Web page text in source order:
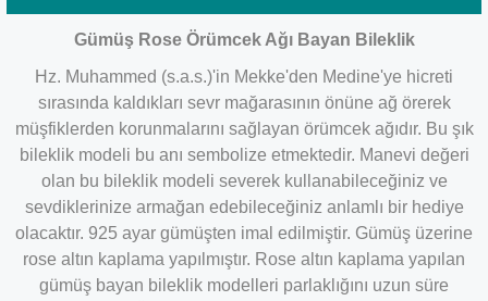
Gümüş Rose Örümcek Ağı Bayan Bileklik
Hz. Muhammed (s.a.s.)'in Mekke'den Medine'ye hicreti
sırasında kaldıkları sevr mağarasının önüne ağ örerek
müşfiklerden korunmalarını sağlayan örümcek ağıdır. Bu şık
bileklik modeli bu anı sembolize etmektedir. Manevi değeri
olan bu bileklik modeli severek kullanabileceğiniz ve
sevdiklerinize armağan edebileceğiniz anlamlı bir hediye
olacaktır. 925 ayar gümüşten imal edilmiştir. Gümüş üzerine
rose altın kaplama yapılmıştır. Rose altın kaplama yapılan
gümüş bayan bileklik modelleri parlaklığını uzun süre